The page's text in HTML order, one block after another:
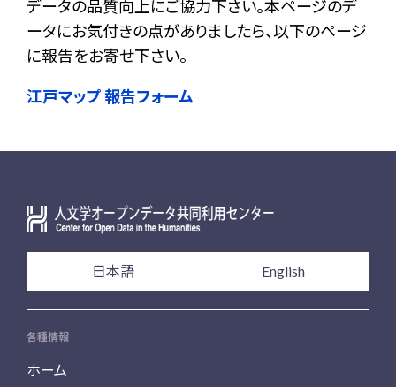
データの品質向上にご協力下さい。本ページのデ
ータにお気付きの点がありましたら、以下のページ
に報告をお寄せ下さい。
江戸マップ 報告フォーム
日本語 English
各種情報
ホーム